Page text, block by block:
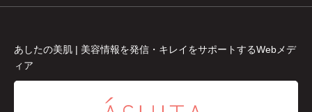
ィア
あしたの美肌 | 美容情報を発信・キレイをサポートするWebメデ
ィア